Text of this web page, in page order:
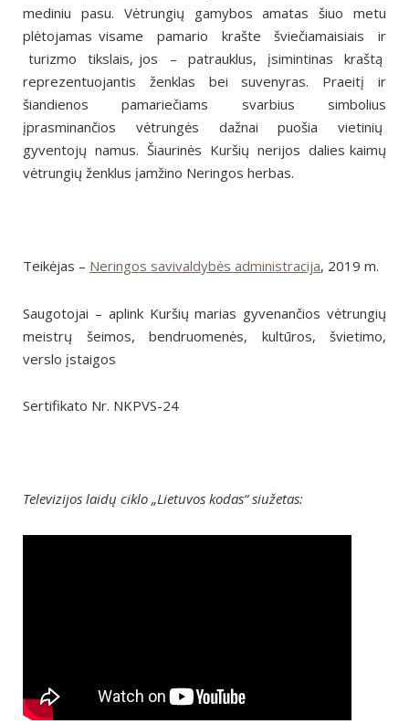
mediniu pasu. Vėtrungių gamybos amatas šiuo metu
plėtojamasvisame pamario krašte šviečiamaisiais ir
turizmo tikslais, jos – patrauklus, įsimintinas kraštą
reprezentuojantis ženklas bei suvenyras. Praeitį ir
šiandienos pamariečiams svarbius simbolius
įprasminančios vėtrungės dažnai puošia vietinių
gyventojų namus. Šiaurinės Kuršių nerijos dalies kaimų
vėtrungių ženklus įamžino Neringos herbas.
Teikėjas – Neringos savivaldybės administracija, 2019 m.
Saugotojai – aplink Kuršių marias gyvenančios vėtrungių
meistrų šeimos, bendruomenės, kultūros, švietimo,
verslo įstaigos
Sertifikato Nr. NKPVS-24
Televizijos laidų ciklo „Lietuvos kodas“ siužetas: